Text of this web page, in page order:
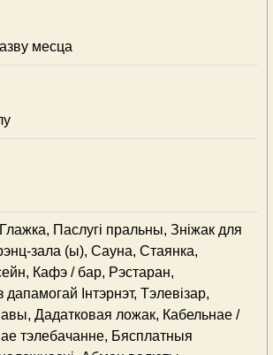
месца
Паслугі пральны, Зніжак для
зала (ы), Сауна, Стаянка,
Кафэ / бар, Рэстаран,
Інтэрнэт, Тэлевізар,
Дадатковая ложак, Кабельнае /
тэлебачанне, Бясплатныя